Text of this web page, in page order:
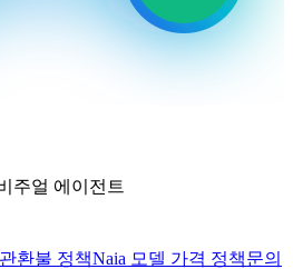
주얼 에이전트
환불 정책Naia 모델 가격 정책문의